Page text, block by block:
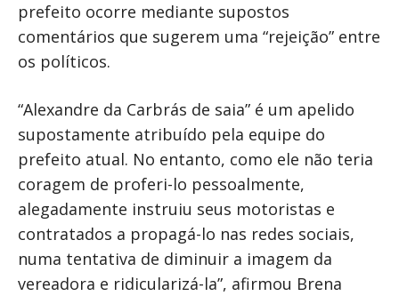
prefeito ocorre mediante supostos
comentários que sugerem uma “rejeição” entre
os políticos.
“Alexandre da Carbrás de saia” é um apelido
supostamente atribuído pela equipe do
prefeito atual. No entanto, como ele não teria
coragem de proferi-lo pessoalmente,
alegadamente instruiu seus motoristas e
contratados a propagá-lo nas redes sociais,
numa tentativa de diminuir a imagem da
vereadora e ridicularizá-la”, afirmou Brena